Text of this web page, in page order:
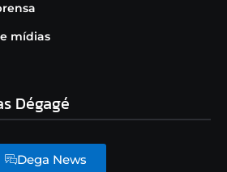
mídias
Dégagé
Dega News